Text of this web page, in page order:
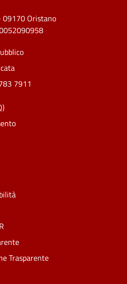
09170 Oristano
7911
Trasparente